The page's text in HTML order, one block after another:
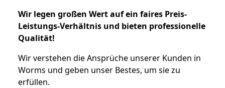
Wir legen großen Wert auf ein faires Preis-
Leistungs-Verhältnis und bieten professionelle
Qualität!
Wir verstehen die Ansprüche unserer Kunden in
Worms und geben unser Bestes, um sie zu
erfüllen.